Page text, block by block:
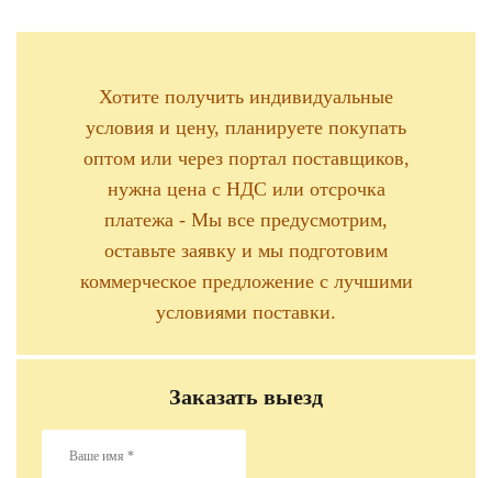
Хотите получить индивидуальные
условия и цену, планируете покупать
оптом или через портал поставщиков,
нужна цена с НДС или отсрочка
платежа - Мы все предусмотрим,
оставьте заявку и мы подготовим
коммерческое предложение с лучшими
условиями поставки.
Заказать выезд